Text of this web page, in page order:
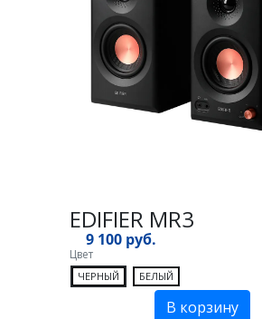
EDIFIER MR3
9 100 руб.
Цвет
ЧЕРНЫЙ БЕЛЫЙ
В корзину